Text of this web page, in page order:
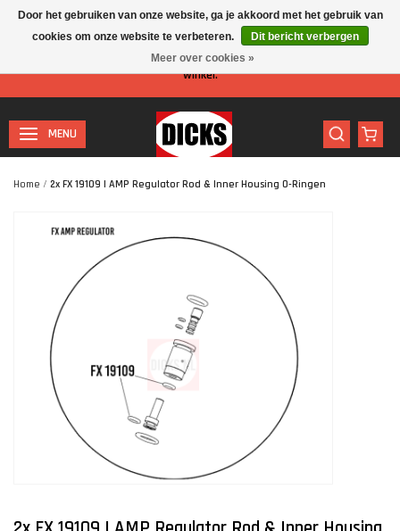
Let op: I.v.m. de zomervakantie is er minder personeel aanwezig in de
winkel.
MENU
Home / 2x FX 19109 | AMP Regulator Rod & Inner Housing O-Ringen
Door het gebruiken van onze website, ga je akkoord met het gebruik van
cookies om onze website te verbeteren.
Dit bericht verbergen
Meer over cookies »